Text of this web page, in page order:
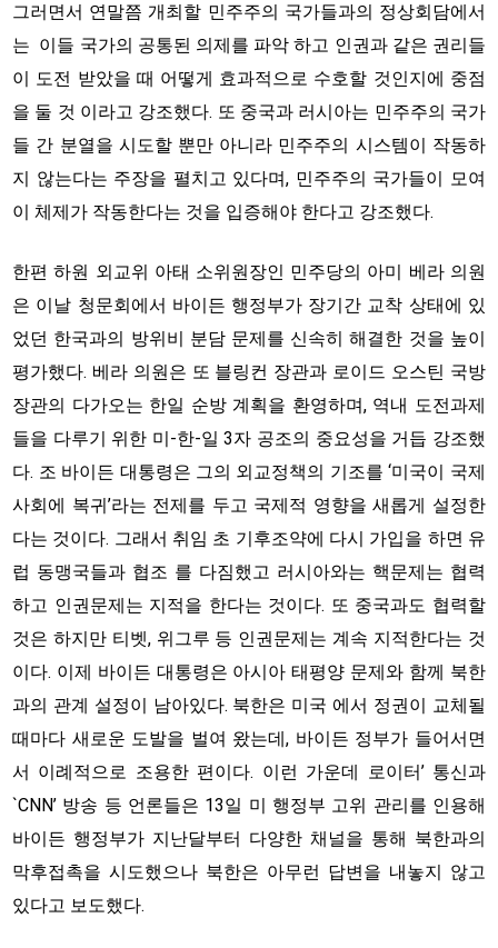
그러면서 연말쯤 개최할 민주주의 국가들과의 정상회담에서
는 이들 국가의 공통된 의제를 파악 하고 인권과 같은 권리들
이 도전 받았을 때 어떻게 효과적으로 수호할 것인지에 중점
을 둘 것 이라고 강조했다. 또 중국과 러시아는 민주주의 국가
들 간 분열을 시도할 뿐만 아니라 민주주의 시스템이 작동하
지 않는다는 주장을 펼치고 있다며, 민주주의 국가들이 모여
이 체제가 작동한다는 것을 입증해야 한다고 강조했다.
한편 하원 외교위 아태 소위원장인 민주당의 아미 베라 의원
은 이날 청문회에서 바이든 행정부가 장기간 교착 상태에 있
었던 한국과의 방위비 분담 문제를 신속히 해결한 것을 높이
평가했다. 베라 의원은 또 블링컨 장관과 로이드 오스틴 국방
장관의 다가오는 한일 순방 계획을 환영하며, 역내 도전과제
들을 다루기 위한 미-한-일 3자 공조의 중요성을 거듭 강조했
다. 조 바이든 대통령은 그의 외교정책의 기조를 ‘미국이 국제
사회에 복귀’라는 전제를 두고 국제적 영향을 새롭게 설정한
다는 것이다. 그래서 취임 초 기후조약에 다시 가입을 하면 유
럽 동맹국들과 협조 를 다짐했고 러시아와는 핵문제는 협력
하고 인권문제는 지적을 한다는 것이다. 또 중국과도 협력할
것은 하지만 티벳, 위그루 등 인권문제는 계속 지적한다는 것
이다. 이제 바이든 대통령은 아시아 태평양 문제와 함께 북한
과의 관계 설정이 남아있다. 북한은 미국 에서 정권이 교체될
때마다 새로운 도발을 벌여 왔는데, 바이든 정부가 들어서면
서 이례적으로 조용한 편이다. 이런 가운데 로이터’ 통신과
`CNN’ 방송 등 언론들은 13일 미 행정부 고위 관리를 인용해
바이든 행정부가 지난달부터 다양한 채널을 통해 북한과의
막후접촉을 시도했으나 북한은 아무런 답변을 내놓지 않고
있다고 보도했다.